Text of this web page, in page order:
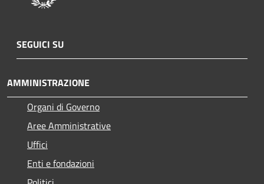
SEGUICI SU
AMMINISTRAZIONE
Organi di Governo
Aree Amministrative
Uffici
Enti e fondazioni